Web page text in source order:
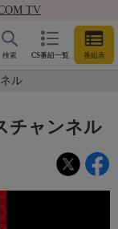
TV
CS番組一覧 番組表
検索
ル
チャンネル